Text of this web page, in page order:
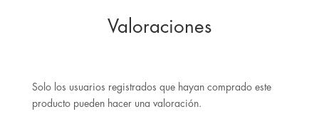
Valoraciones
Solo los usuarios registrados que hayan comprado este
producto pueden hacer una valoración.